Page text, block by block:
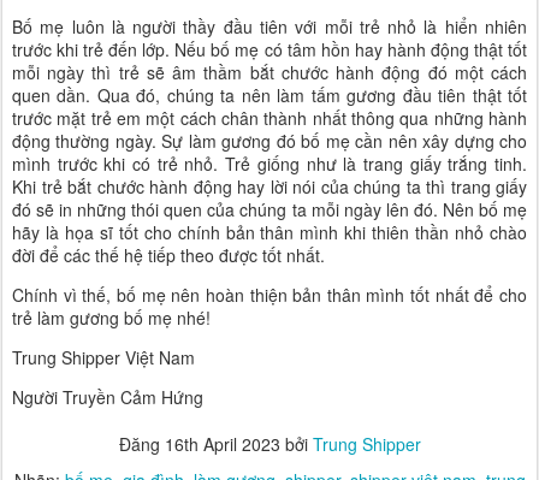
Bố mẹ luôn là người thầy đầu tiên với mỗi trẻ nhỏ là hiển nhiên
trước khi trẻ đến lớp. Nếu bố mẹ có tâm hồn hay hành động thật tốt
mỗi ngày thì trẻ sẽ âm thầm bắt chước hành động đó một cách
quen dần. Qua đó, chúng ta nên làm tấm gương đầu tiên thật tốt
trước mặt trẻ em một cách chân thành nhất thông qua những hành
động thường ngày. Sự làm gương đó bố mẹ cần nên xây dựng cho
mình trước khi có trẻ nhỏ. Trẻ giống như là trang giấy trắng tinh.
Khi trẻ bắt chước hành động hay lời nói của chúng ta thì trang giấy
đó sẽ in những thói quen của chúng ta mỗi ngày lên đó. Nên bố mẹ
hãy là họa sĩ tốt cho chính bản thân mình khi thiên thần nhỏ chào
đời để các thế hệ tiếp theo được tốt nhất.
Chính vì thế, bố mẹ nên hoàn thiện bản thân mình tốt nhất để cho
trẻ làm gương bố mẹ nhé!
Trung Shipper Việt Nam
Người Truyền Cảm Hứng
Đăng 16th April 2023 bởi Trung Shipper